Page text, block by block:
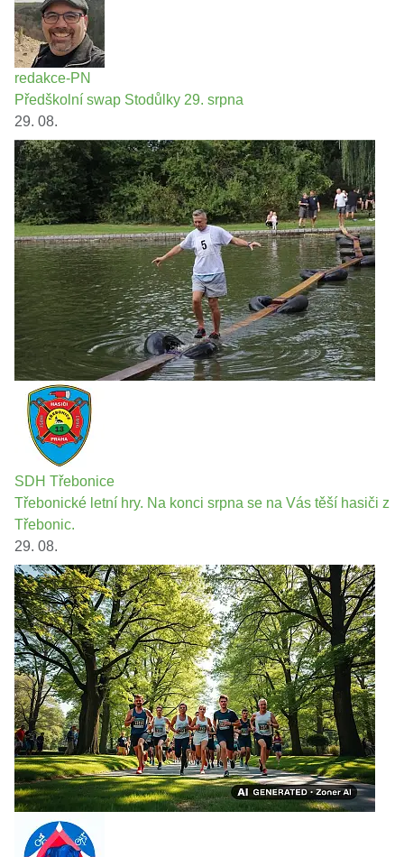
redakce-PN
Předškolní swap Stodůlky 29. srpna
29. 08.
SDH Třebonice
Třebonické letní hry. Na konci srpna se na Vás těší hasiči z
Třebonic.
29. 08.